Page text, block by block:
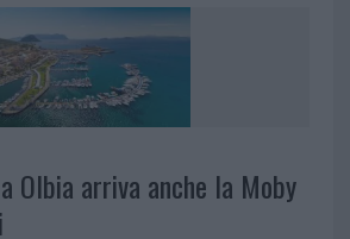
Olbia arriva anche la Moby